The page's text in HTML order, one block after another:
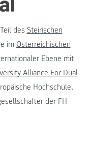
des Steirischen
im Österreichischen
Ebene mit
Alliance For Dual
Hochschule.
der FH